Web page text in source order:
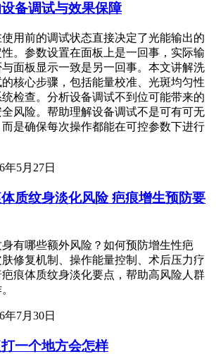
备调试与效果保障
用前的调试状态直接决定了光能输出的
。参数设置在面板上是一回事，实际输
面板显示一致是另一回事。本文讲解洗
核心步骤，包括能量校准、光斑均匀性
检查。分析设备调试不到位可能带来的
风险。帮助理解设备调试不是可有可无
是确保每次操作都能在可控参数下进行
年5月27日
质纹身淡化风险 疤痕增生预防要
有哪些额外风险？如何预防增生性疤
修复机制、操作能量控制、术后压力疗
痕体质纹身淡化要点，帮助高风险人群
年7月30日
一个地方会怎样